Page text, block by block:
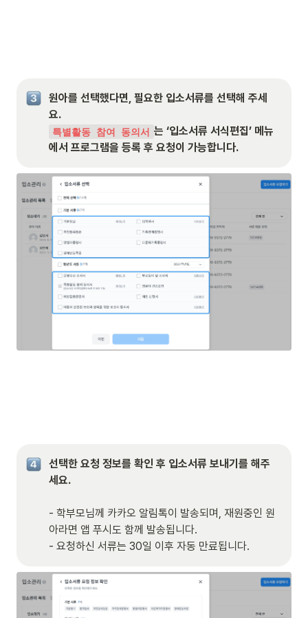
원아를 선택했다면, 필요한 입소서류를 선택해 주세
특별활동 참여 동의서 는 ‘입소서류 서식편집’ 메뉴
에서 프로그램을 등록 후 요청이 가능합니다.
선택한 요청 정보를 확인 후 입소서류 보내기를 해주
세요.
- 학부모님께 카카오 알림톡이 발송되며, 재원중인 원
아라면 앱 푸시도 함께 발송됩니다.
- 요청하신 서류는 30일 이후 자동 만료됩니다.